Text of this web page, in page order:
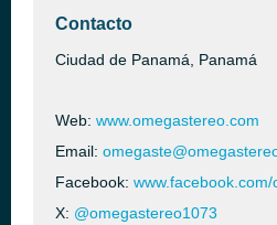
Contacto
Ciudad de Panamá, Panamá
Web: www.omegastereo.com
Email:
Facebook:
X: @omegastereo1073